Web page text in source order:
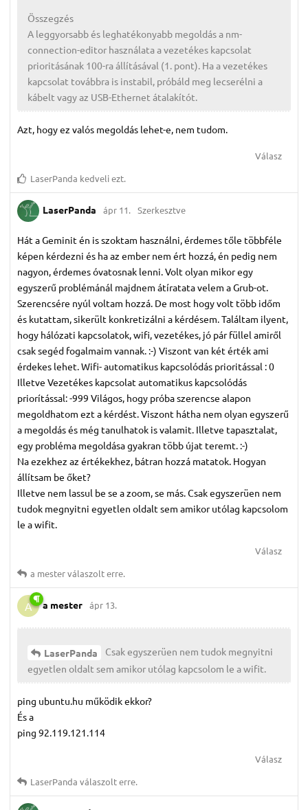
Összegzés
A leggyorsabb és leghatékonyabb megoldás a nm-
connection-editor használata a vezetékes kapcsolat
prioritásának 100-ra állításával (1. pont). Ha a vezetékes
kapcsolat továbbra is instabil, próbáld meg lecserélni a
kábelt vagy az USB-Ethernet átalakítót.
Azt, hogy ez valós megoldás lehet-e, nem tudom.
Válasz
LaserPanda kedveli ezt.
LaserPanda ápr 11. Szerkesztve
Hát a Geminit én is szoktam használni, érdemes tőle többféle
képen kérdezni és ha az ember nem ért hozzá, én pedig nem
nagyon, érdemes óvatosnak lenni. Volt olyan mikor egy
egyszerű problémánál majdnem átíratata velem a Grub-ot.
Szerencsére nyúl voltam hozzá. De most hogy volt több időm
és kutattam, sikerült konkretizálni a kérdésem. Találtam ilyent,
hogy hálózati kapcsolatok, wifi, vezetékes, jó pár füllel amiről
csak segéd fogalmaim vannak. :-) Viszont van két érték ami
érdekes lehet. Wifi- automatikus kapcsolódás prioritással : 0
Illetve Vezetékes kapcsolat automatikus kapcsolódás
priorítással: -999 Világos, hogy próba szerencse alapon
megoldhatom ezt a kérdést. Viszont hátha nem olyan egyszerű
a megoldás és még tanulhatok is valamit. Illetve tapasztalat,
egy probléma megoldása gyakran több újat teremt. :-)
Na ezekhez az értékekhez, bátran hozzá matatok. Hogyan
állítsam be őket?
Illetve nem lassul be se a zoom, se más. Csak egyszerüen nem
tudok megnyitni egyetlen oldalt sem amikor utólag kapcsolom
le a wifit.
Válasz
a mesterválaszolt erre.
A a mester ápr 13.
LaserPanda
Csak egyszerüen nem tudok megnyitni
egyetlen oldalt sem amikor utólag kapcsolom le a wifit.
ping ubuntu.hu működik ekkor?
És a
ping 92.119.121.114
Válasz
LaserPanda válaszolt erre.